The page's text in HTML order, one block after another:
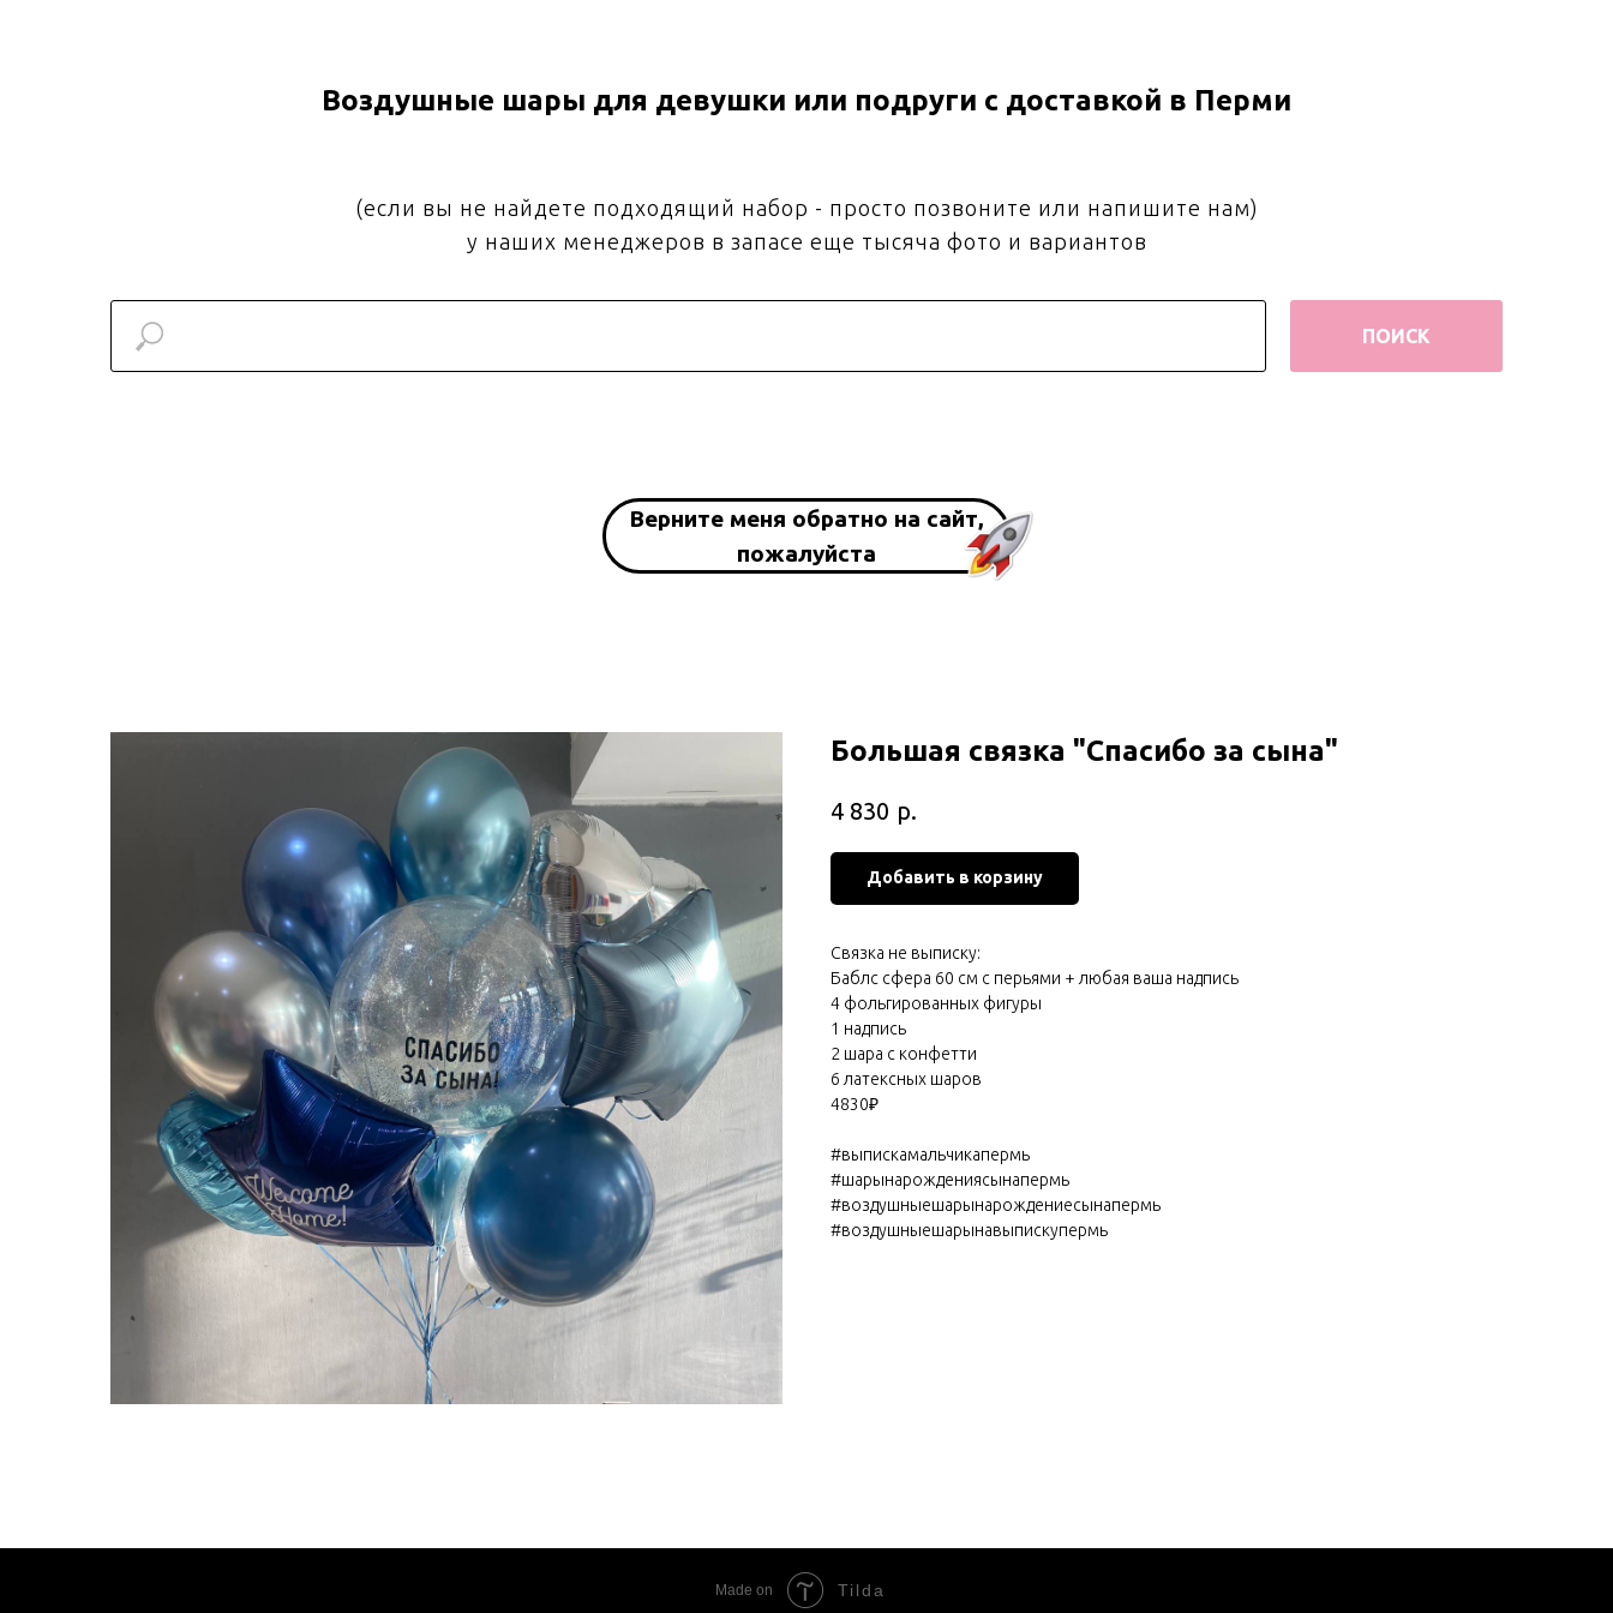
Воздушные шары для девушки или подруги с доставкой в Перми
(если вы не найдете подходящий набор - просто позвоните или напишите нам)
у наших менеджеров в запасе еще тысяча фото и вариантов
ПОИСК
Верните меня обратно на сайт,
пожалуйста
Большая связка "Спасибо за сына"
4 830 р.
Добавить в корзину
Связка не выписку:
Баблс сфера 60 см с перьями + любая ваша надпись
4 фольгированных фигуры
1 надпись
2 шара с конфетти
6 латексных шаров
4830₽
#выпискамальчикапермь
#шарынарождениясынапермь
#воздушныешарынарождениесынапермь
#воздушныешарынавыпискупермь
Made on Tilda